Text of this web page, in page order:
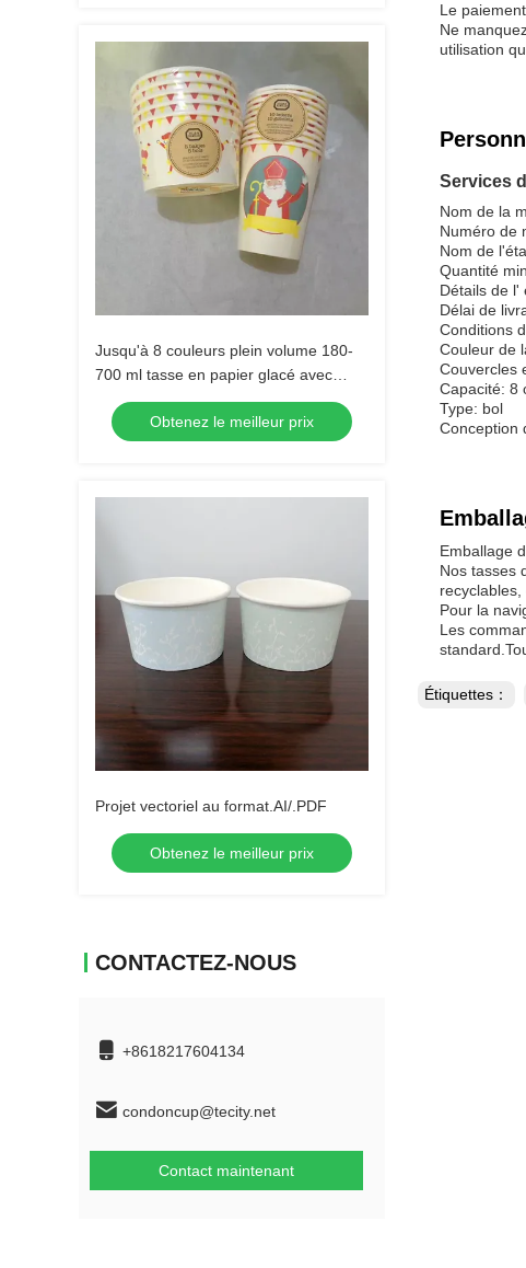
Jusqu'à 8 couleurs plein volume 180-
700 ml tasse en papier glacé avec
technologie avancée
Obtenez le meilleur prix
Projet vectoriel au format.AI/.PDF
Obtenez le meilleur prix
CONTACTEZ-NOUS
+8618217604134
condoncup@tecity.net
Contact maintenant
Le
Ne
utilisation
Services
Nom de la
Numéro de
Nom de
Quantité
Détails de l'
Délai de
Conditions
Couleur de
Couvercles
Capacité: 8
Type: bol
Conception
Emballage
Nos tasses
Pour la
Les
Étiquettes：